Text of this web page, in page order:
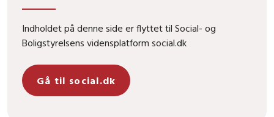
Indholdet på denne side er flyttet til Social- og
Boligstyrelsens vidensplatform social.dk
Gå til social.dk